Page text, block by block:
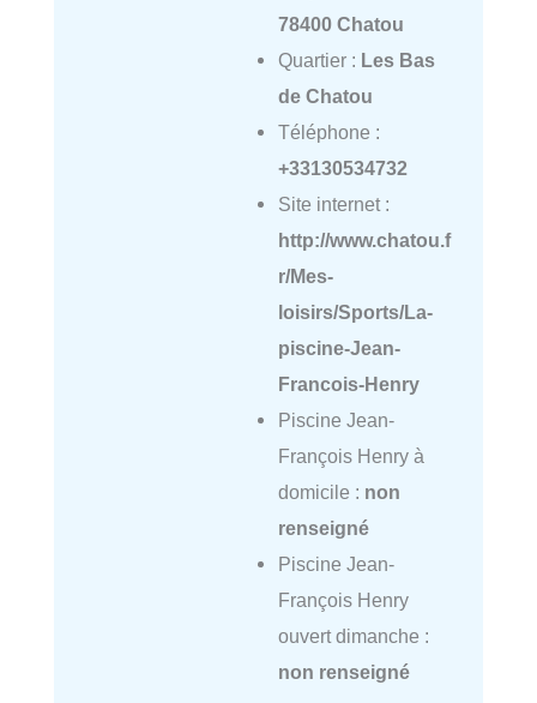
78400 Chatou
Quartier : Les Bas
de Chatou
Téléphone :
+33130534732
Site internet :
http://www.chatou.f
r/Mes-
loisirs/Sports/La-
piscine-Jean-
Francois-Henry
Piscine Jean-
François Henry à
domicile : non
renseigné
Piscine Jean-
François Henry
ouvert dimanche :
non renseigné